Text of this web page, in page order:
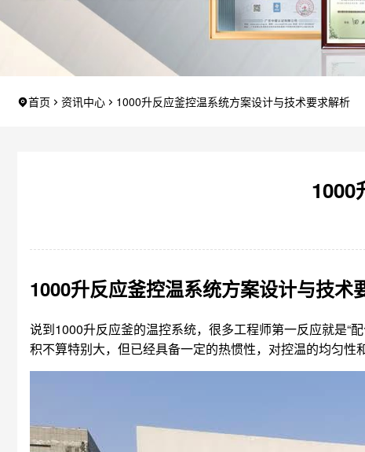
首页 资讯中心 1000升反应釜控温系统方案设计与技术要求解析
1000
1000升反应釜控温系统方案设计与技术
说到1000升反应釜的温控系统，很多工程师第一反应就是“
积不算特别大，但已经具备一定的热惯性，对控温的均匀性